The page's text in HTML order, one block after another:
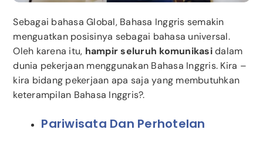
Sebagai bahasa Global, Bahasa Inggris semakin
menguatkan posisinya sebagai bahasa universal.
Oleh karena itu, hampir seluruh komunikasidalam
dunia pekerjaan menggunakan Bahasa Inggris. Kira –
kira bidang pekerjaan apa saja yang membutuhkan
keterampilan Bahasa Inggris?.
Pariwisata Dan Perhotelan